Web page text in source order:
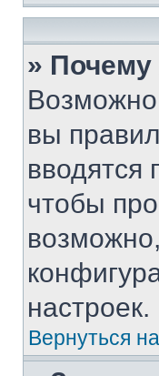
» Почему
Возможно
вы
вводятся
чтобы
настроек.
Вернуться